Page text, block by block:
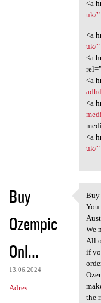
<a
uk/"
<a
uk/"
<a
<a
<a
<a
uk/"
Buy
Ozempic
Onl...
13.06.2024
Adres
Buy
Buy
You
We
All
if
the